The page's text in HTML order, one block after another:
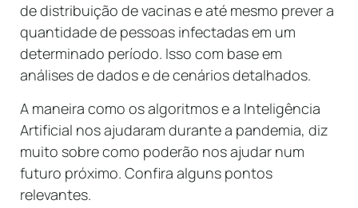
de distribuição de vacinas e até mesmo prever a
quantidade de pessoas infectadas em um
determinado período. Isso com base em
análises de dados e de cenários detalhados.
A maneira como os algoritmos e a Inteligência
Artificial nos ajudaram durante a pandemia, diz
muito sobre como poderão nos ajudar num
futuro próximo. Confira alguns pontos
relevantes.